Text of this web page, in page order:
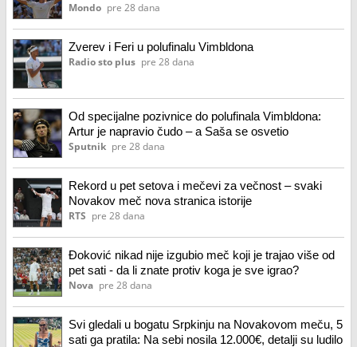
Mondo pre 28 dana
Zverev i Feri u polufinalu Vimbldona
Radio sto plus pre 28 dana
Od specijalne pozivnice do polufinala Vimbldona:
Artur je napravio čudo – a Saša se osvetio
Sputnik pre 28 dana
Rekord u pet setova i mečevi za večnost – svaki
Novakov meč nova stranica istorije
RTS pre 28 dana
Đoković nikad nije izgubio meč koji je trajao više od
pet sati - da li znate protiv koga je sve igrao?
Nova pre 28 dana
Svi gledali u bogatu Srpkinju na Novakovom meču, 5
sati ga pratila: Na sebi nosila 12.000€, detalji su ludilo